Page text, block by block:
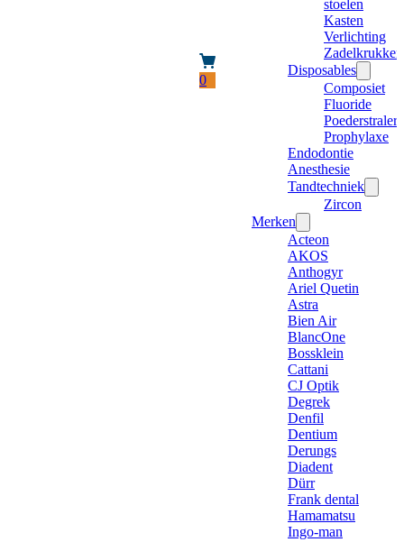
0
stoelen
Kasten
Verlichting
Zadelkrukken
Disposables
Composiet
Fluoride
Poederstraler
Prophylaxe
Endodontie
Anesthesie
Tandtechniek
Zircon
Merken
Acteon
AKOS
Anthogyr
Ariel Quetin
Astra
Bien Air
BlancOne
Bossklein
Cattani
CJ Optik
Degrek
Denfil
Dentium
Derungs
Diadent
Dürr
Frank dental
Hamamatsu
Ingo-man